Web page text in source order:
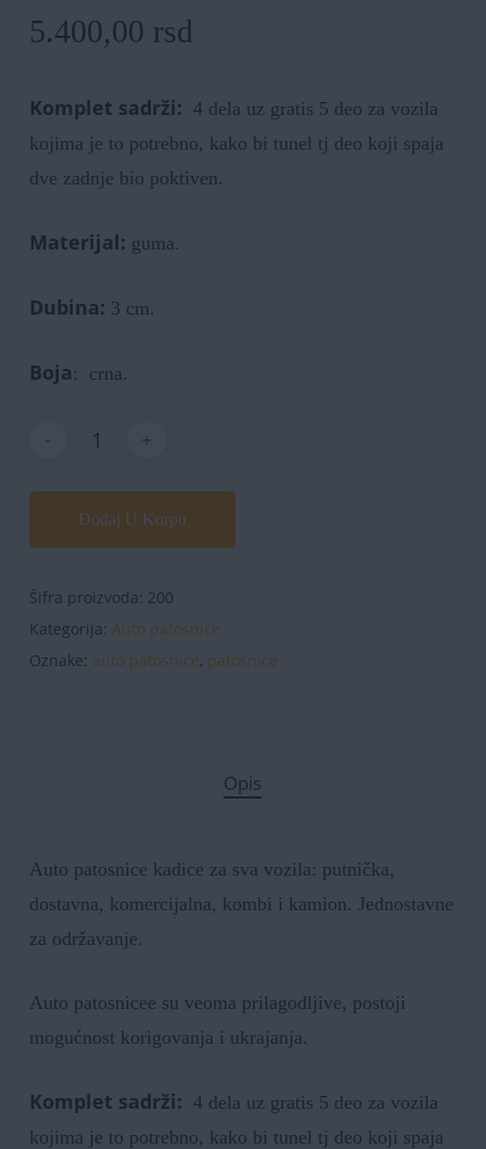
5.400,00 rsd
Komplet sadrži: 4 dela uz gratis 5 deo za vozila
kojima je to potrebno, kako bi tunel tj deo koji spaja
dve zadnje bio poktiven.
Materijal: guma.
Dubina: 3 cm.
Boja : crna.
Dodaj U Korpu
Šifra proizvoda: 200
Kategorija: Auto patosnice
Oznake: auto patosnice, patosnice
Opis
Auto patosnice kadice za sva vozila: putnička,
dostavna, komercijalna, kombi i kamion. Jednostavne
za održavanje.
Auto patosnicee su veoma prilagodljive, postoji
mogućnost korigovanja i ukrajanja.
Komplet sadrži: 4 dela uz gratis 5 deo za vozila
kojima je to potrebno, kako bi tunel tj deo koji spaja